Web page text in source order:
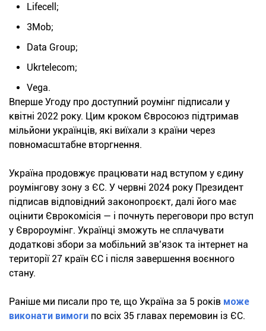
Lifecell;
3Mob;
Data Group;
Ukrtelecom;
Vega.
Вперше Угоду про доступний роумінг підписали у
квітні 2022 року. Цим кроком Євросоюз підтримав
мільйони українців, які виїхали з країни через
повномасштабне вторгнення.
Україна продовжує працювати над вступом у єдину
роумінгову зону з ЄС. У червні 2024 року Президент
підписав відповідний законопроєкт, далі його має
оцінити Єврокомісія — і почнуть переговори про вступ
у Євророумінг. Українці зможуть не сплачувати
додаткові збори за мобільний зв’язок та інтернет на
території 27 країн ЄС і після завершення воєнного
стану.
Раніше ми писали про те, що Україна за 5 років може
виконати вимоги по всіх 35 главах перемовин із ЄС.